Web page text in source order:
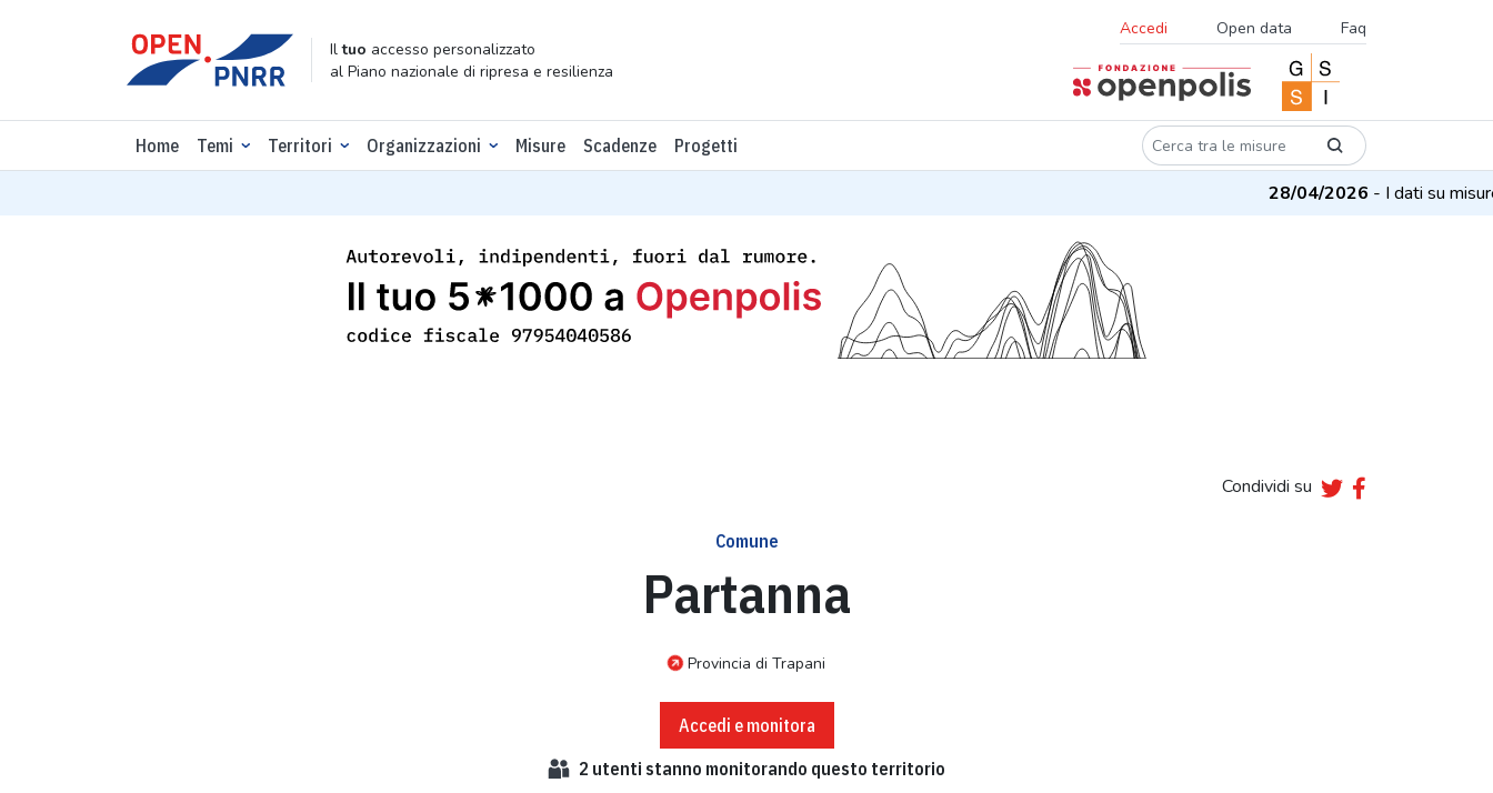
Iltuo accesso personalizzato
al Piano nazionale di ripresa e resilienza
Accedi Open data Faq
Home Temi Territori Organizzazioni Misure Scadenze Progetti
28/04/2026- I dati su misure e
Condividi su
Comune
Partanna
Provincia di Trapani
Accedi e monitora
2 utenti stanno monitorando questo territorio